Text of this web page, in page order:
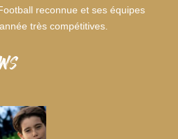
reconnue et ses équipes
très compétitives.